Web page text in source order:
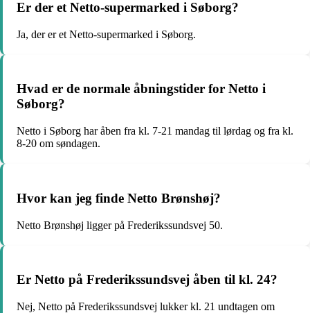
Er der et Netto-supermarked i Søborg?
Ja, der er et Netto-supermarked i Søborg.
Hvad er de normale åbningstider for Netto i
Søborg?
Netto i Søborg har åben fra kl. 7-21 mandag til lørdag og fra kl.
8-20 om søndagen.
Hvor kan jeg finde Netto Brønshøj?
Netto Brønshøj ligger på Frederikssundsvej 50.
Er Netto på Frederikssundsvej åben til kl. 24?
Nej, Netto på Frederikssundsvej lukker kl. 21 undtagen om